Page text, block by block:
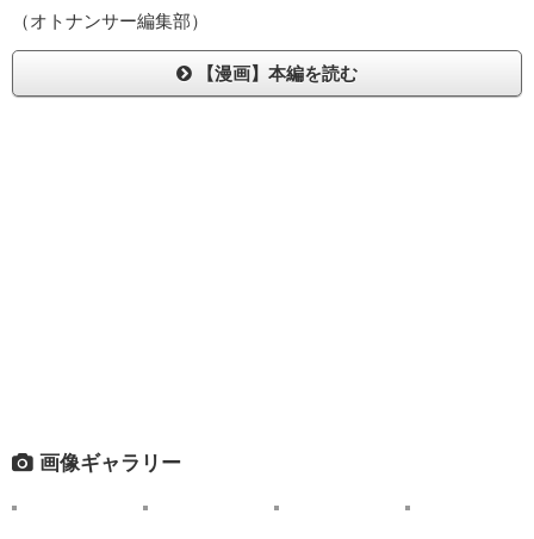
（オトナンサー編集部）
【漫画】本編を読む
画像ギャラリー